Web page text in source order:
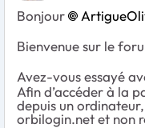
Bonjour
Bienvenue sur le
Avez-vous essayé
Afin d’accéder à la
depuis un
orbilogin.net et non